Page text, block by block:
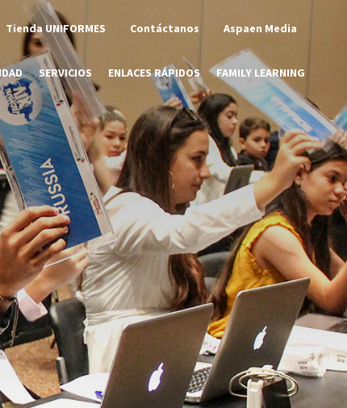
Tienda UNIFORMES Contáctanos Aspaen Media
SERVICIOS ENLACES RÁPIDOS FAMILY LEARNING